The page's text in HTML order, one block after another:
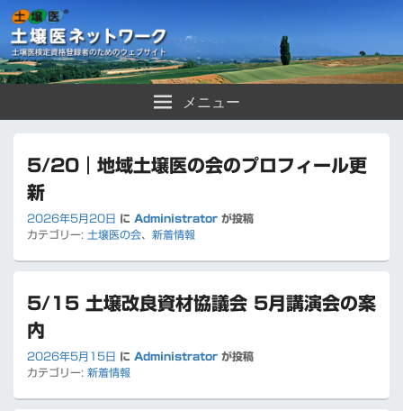
土壌医ネットワーク
土壌医検定資格登録者のためのウェブサイトメニュー
5/20｜地域土壌医の会のプロフィール更
新
2026年5月20日 に Administrator が投稿
カテゴリー: 土壌医の会、 新着情報
5/15 土壌改良資材協議会 5月講演会の案
内
2026年5月15日 に Administrator が投稿
カテゴリー: 新着情報